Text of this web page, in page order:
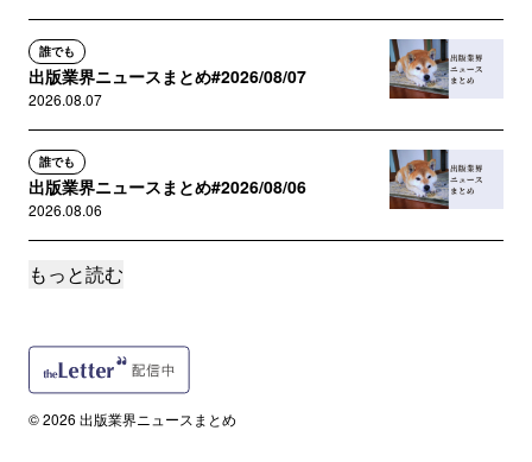
誰でも
出版業界ニュースまとめ#2026/08/07
2026.08.07
誰でも
出版業界ニュースまとめ#2026/08/06
2026.08.06
誰でも
誰でも
出版業界ニュースまとめ#2026/08/04
2026.08.04
もっと読む
© 2026 出版業界ニュースまとめ